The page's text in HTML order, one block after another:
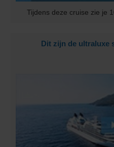
Tijdens deze cruise zie je
Dit zijn de ultraluxe